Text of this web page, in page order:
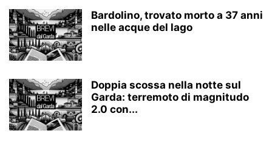
Bardolino, trovato morto a 37 anni
nelle acque del lago
Doppia scossa nella notte sul
Garda: terremoto di magnitudo
2.0 con...